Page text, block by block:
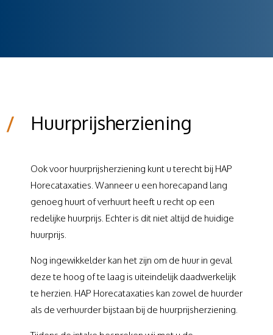
/ Huurprijsherziening
Ook voor huurprijsherziening kunt u terecht bij HAP
Horecataxaties. Wanneer u een horecapand lang
genoeg huurt of verhuurt heeft u recht op een
redelijke huurprijs. Echter is dit niet altijd de huidige
huurprijs.
Nog ingewikkelder kan het zijn om de huur in geval
deze te hoog of te laag is uiteindelijk daadwerkelijk
te herzien. HAP Horecataxaties kan zowel de huurder
als de verhuurder bijstaan bij de huurprijsherziening.